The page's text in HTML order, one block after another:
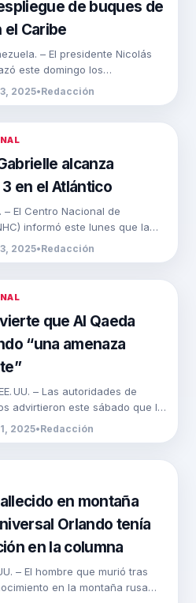
de buques de
el Caribe
– El presidente Nicolás
este domingo los
de Estados Unidos en su contra
narcotráfico y, […]
2025•Redacción
alcanza
en el Atlántico
– El Centro Nacional de
informó este lunes que la
se intensificó y alcanzó la
2025•Redacción
que Al Qaeda
“una amenaza
UU. – Las autoridades de
advirtieron este sábado que los
del grupo terrorista Al
[…]
2025•Redacción
en montaña
Orlando tenía
en la columna
– El hombre que murió tras
en la montaña rusa